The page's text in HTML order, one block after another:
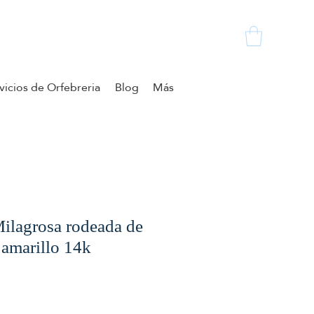
de Orfebreria Blog Más
rodeada de
14k